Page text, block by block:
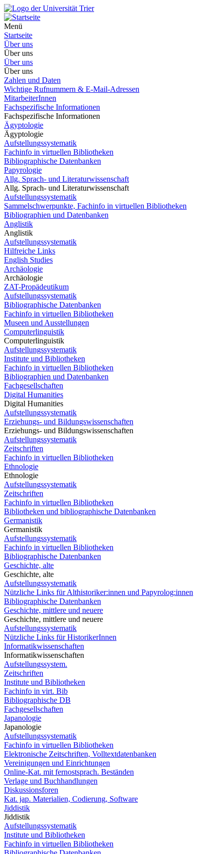
Menü
Startseite
Über uns
Über uns
Über uns
Über uns
Zahlen und Daten
Wichtige Rufnummern & E-Mail-Adressen
MitarbeiterInnen
Fachspezifische Informationen
Fachspezifische Informationen
Ägyptologie
Ägyptologie
Aufstellungssystematik
Fachinfo in virtuellen Bibliotheken
Bibliographische Datenbanken
Papyrologie
Allg. Sprach- und Literaturwissenschaft
Allg. Sprach- und Literaturwissenschaft
Aufstellungssystematik
Sammelschwerpunkte, Fachinfo in virtuellen Bibliotheken
Bibliographien und Datenbanken
Anglistik
Anglistik
Aufstellungssystematik
Hilfreiche Links
English Studies
Archäologie
Archäologie
ZAT-Propädeutikum
Aufstellungssystematik
Bibliographische Datenbanken
Fachinfo in virtuellen Bibliotheken
Museen und Ausstellungen
Computerlinguistik
Computerlinguistik
Aufstellungssystematik
Institute und Bibliotheken
Fachinfo in virtuellen Bibliotheken
Bibliographien und Datenbanken
Fachgesellschaften
Digital Humanities
Digital Humanities
Aufstellungssystematik
Erziehungs- und Bildungswissenschaften
Erziehungs- und Bildungswissenschaften
Aufstellungssystematik
Zeitschriften
Fachinfo in virtuellen Bibliotheken
Ethnologie
Ethnologie
Aufstellungssystematik
Zeitschriften
Fachinfo in virtuellen Bibliotheken
Bibliotheken und bibliographische Datenbanken
Germanistik
Germanistik
Aufstellungssystematik
Fachinfo in virtuellen Bibliotheken
Bibliographische Datenbanken
Geschichte, alte
Geschichte, alte
Aufstellungssystematik
Nützliche Links für Althistoriker:innen und Papyrolog:innen
Bibliographische Datenbanken
Geschichte, mittlere und neuere
Geschichte, mittlere und neuere
Aufstellungssystematik
Nützliche Links für HistorikerInnen
Informatikwissenschaften
Informatikwissenschaften
Aufstellungssystem.
Zeitschriften
Institute und Bibliotheken
Fachinfo in virt. Bib
Bibliographische DB
Fachgesellschaften
Japanologie
Japanologie
Aufstellungssystematik
Fachinfo in virtuellen Bibliotheken
Elektronische Zeitschriften, Volltextdatenbanken
Vereinigungen und Einrichtungen
Online-Kat. mit fernostsprach. Beständen
Verlage und Buchhandlungen
Diskussionsforen
Kat. jap. Materialien, Codierung, Software
Jiddistik
Jiddistik
Aufstellungssystematik
Institute und Bibliotheken
Fachinfo in virtuellen Bibliotheken